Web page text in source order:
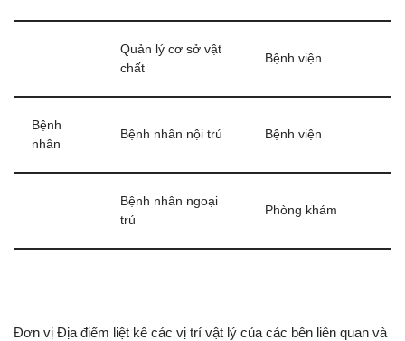
Quản lý cơ sở vật
chất
Bệnh viện
Bệnh
nhân
Bệnh nhân nội trú Bệnh viện
Bệnh nhân ngoại
trú
Phòng khám
Đơn vị Địa điểm liệt kê các vị trí vật lý của các bên liên quan và